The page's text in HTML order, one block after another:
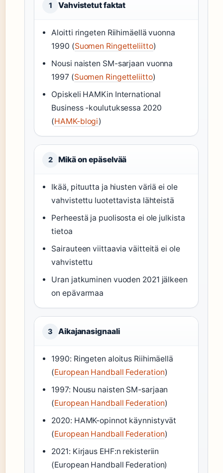
1 Vahvistetut faktat
Aloitti ringeten Riihimäellä vuonna
1990 (Suomen Ringetteliitto)
Nousi naisten SM-sarjaan vuonna
1997 (Suomen Ringetteliitto)
Opiskeli HAMKin International
Business -koulutuksessa 2020
(HAMK-blogi)
2 Mikä on epäselvää
Ikää, pituutta ja hiusten väriä ei ole
vahvistettu luotettavista lähteistä
Perheestä ja puolisosta ei ole julkista
tietoa
Sairauteen viittaavia väitteitä ei ole
vahvistettu
Uran jatkuminen vuoden 2021 jälkeen
on epävarmaa
3 Aikajanasignaali
1990: Ringeten aloitus Riihimäellä
(European Handball Federation)
1997: Nousu naisten SM-sarjaan
(European Handball Federation)
2020: HAMK-opinnot käynnistyvät
(European Handball Federation)
2021: Kirjaus EHF:n rekisteriin
(European Handball Federation)